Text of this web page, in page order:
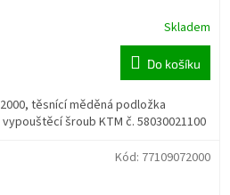
Skladem
Do košíku
těsnící měděná podložka
šroub KTM č. 58030021100
Kód: 77109072000